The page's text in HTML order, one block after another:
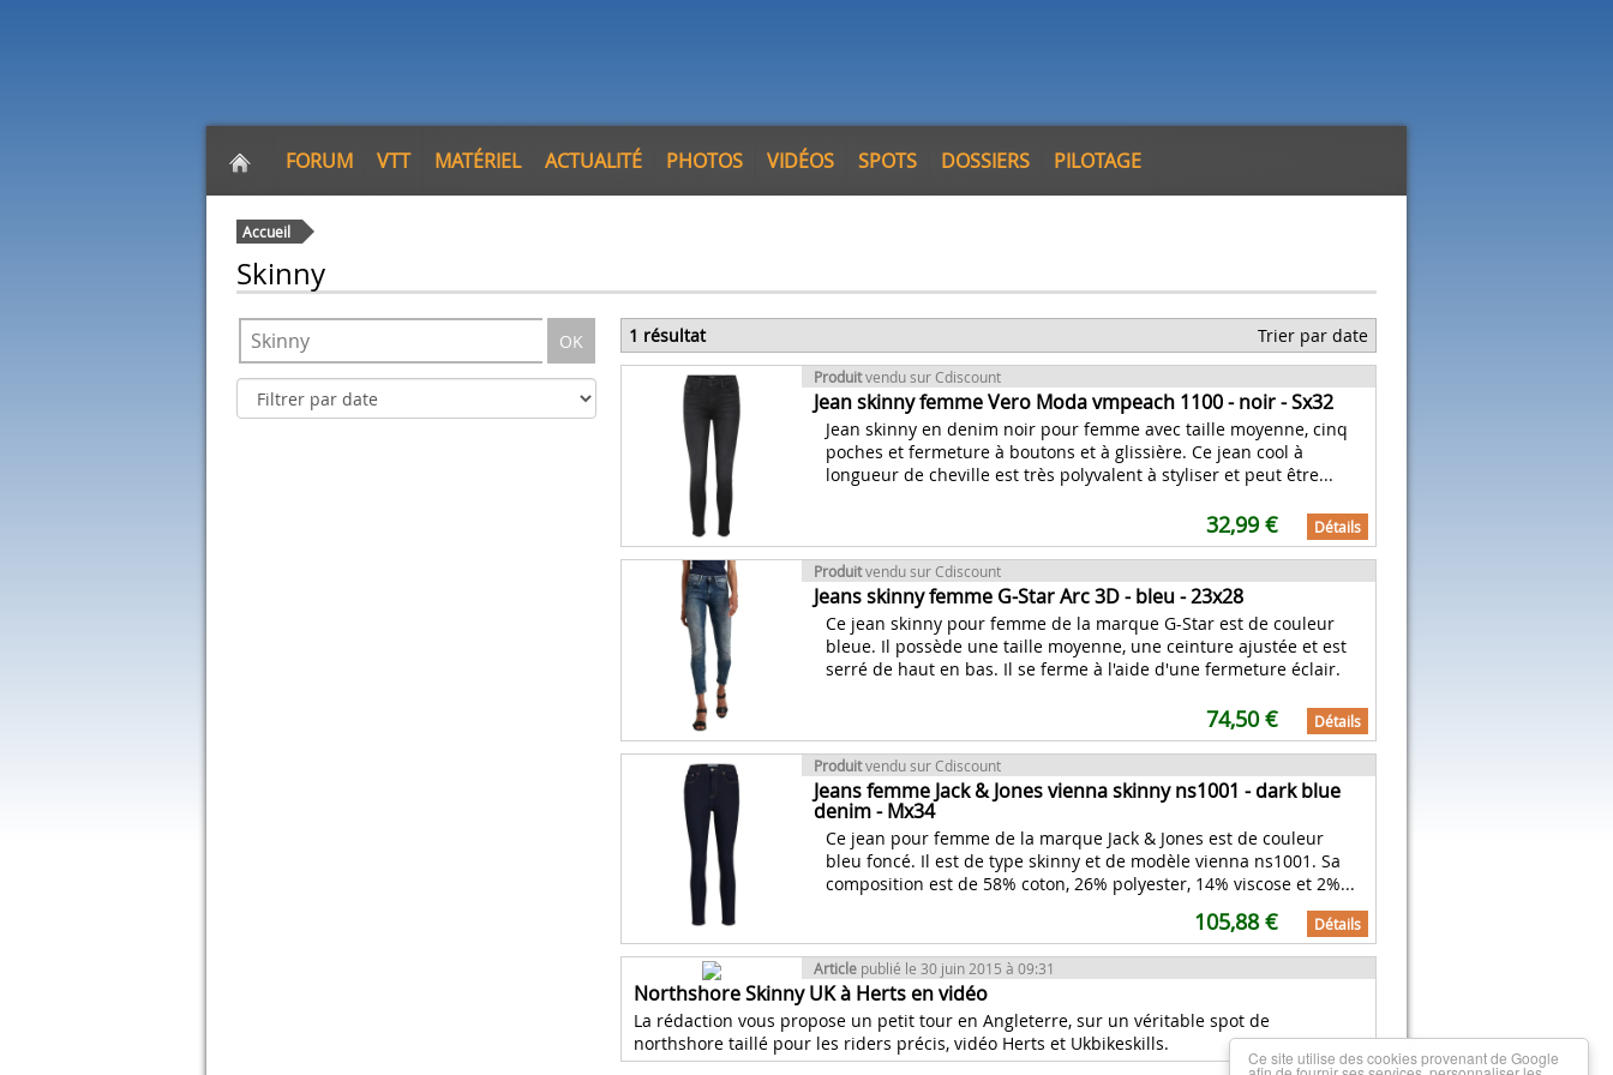
FORUM VTT MATÉRIEL ACTUALITÉ PHOTOS VIDÉOS SPOTS DOSSIERS PILOTAGE
Accueil
Skinny
OK 1 résultat Trier par date
Produitvendu sur Cdiscount
Jean skinny femme Vero Moda vmpeach 1100 - noir - Sx32
Jean skinny en denim noir pour femme avec taille moyenne, cinq
poches et fermeture à boutons et à glissière. Ce jean cool à
longueur de cheville est très polyvalent à styliser et peut être...
32,99 € Détails
Produitvendu sur Cdiscount
Jeans skinny femme G-Star Arc 3D - bleu - 23x28
Ce jean skinny pour femme de la marque G-Star est de couleur
bleue. Il possède une taille moyenne, une ceinture ajustée et est
serré de haut en bas. Il se ferme à l'aide d'une fermeture éclair.
74,50 € Détails
Produitvendu sur Cdiscount
Jeans femme Jack & Jones vienna skinny ns1001 - dark blue
denim - Mx34
Ce jean pour femme de la marque Jack & Jones est de couleur
bleu foncé. Il est de type skinny et de modèle vienna ns1001. Sa
composition est de 58% coton, 26% polyester, 14% viscose et 2%...
105,88 € Détails
Article publié le 30 juin 2015 à 09:31
Northshore Skinny UK à Herts en vidéo
La rédaction vous propose un petit tour en Angleterre, sur un véritable spot de
northshore taillé pour les riders précis, vidéo Herts et Ukbikeskills.
Ce site utilise des cookies provenant de Google